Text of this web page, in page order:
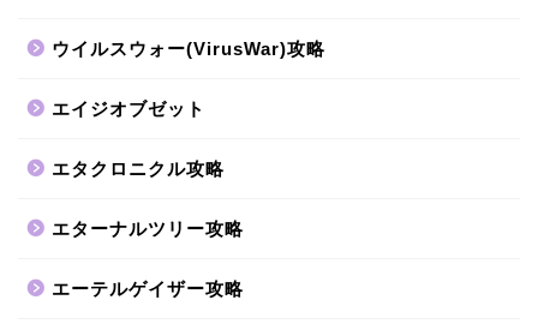
ウイルスウォー(VirusWar)攻略
エイジオブゼット
エタクロニクル攻略
エターナルツリー攻略
エーテルゲイザー攻略